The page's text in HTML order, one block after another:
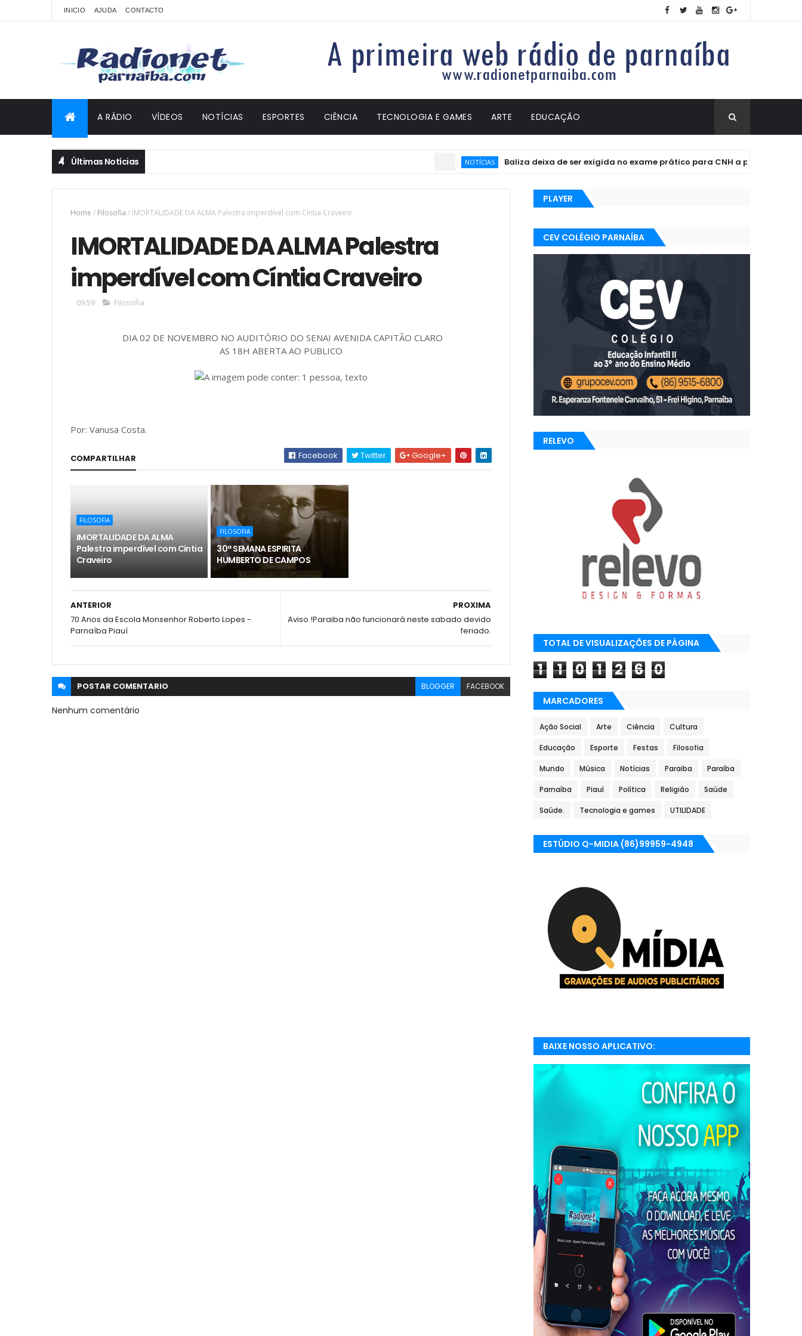
INICIO AJUDA CONTACTO
A RÁDIO VÍDEOS NOTÍCIAS ESPORTES CIÊNCIA TECNOLOGIA E GAMES ARTE EDUCAÇÃO
Últimas Notícias NOTÍCIAS Baliza deixa de ser exigida no exame prático para CNH a partir de quinta
Home / Filosofia / IMORTALIDADE DA ALMA Palestra imperdível com Cíntia Craveiro
IMORTALIDADE DA ALMA Palestra
imperdível com Cíntia Craveiro
09:59 Filosofia
DIA 02 DE NOVEMBRO NO AUDITÓRIO DO SENAI AVENIDA CAPITÃO CLARO
AS 18H ABERTA AO PUBLICO
Por: Vanusa Costa.
COMPARTILHAR Facebook Twitter Google+
FILOSOFIA
IMORTALIDADE DA ALMA
Palestra imperdível com Cíntia
Craveiro
FILOSOFIA
30ª SEMANA ESPIRITA
HUMBERTO DE CAMPOS
PROXIMA
Aviso !Paraiba não funcionará neste sabado devido
feriado.
ANTERIOR
70 Anos da Escola Monsenhor Roberto Lopes -
Parnaíba Piauí
POSTAR COMENTARIO BLOGGER FACEBOOK
Nenhum comentário
PLAYER
CEV COLÉGIO PARNAÍBA
RELEVO
TOTAL DE VISUALIZAÇÕES DE PÁGINA
1 1 0 1 2 6 0
MARCADORES
Ação Social Arte Ciência Cultura
Educação Esporte Festas Filosofia
Mundo Música Notícias Paraiba Paraíba
Parnaíba Piauí Política Religião Saúde
Saúde. Tecnologia e games UTILIDADE
ESTÚDIO Q-MIDIA (86)99959-4948
BAIXE NOSSO APLICATIVO:
RADIONETPARNAIBA